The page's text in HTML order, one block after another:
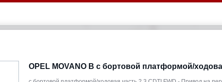
OPEL MOVANO B c бортовой платформой/